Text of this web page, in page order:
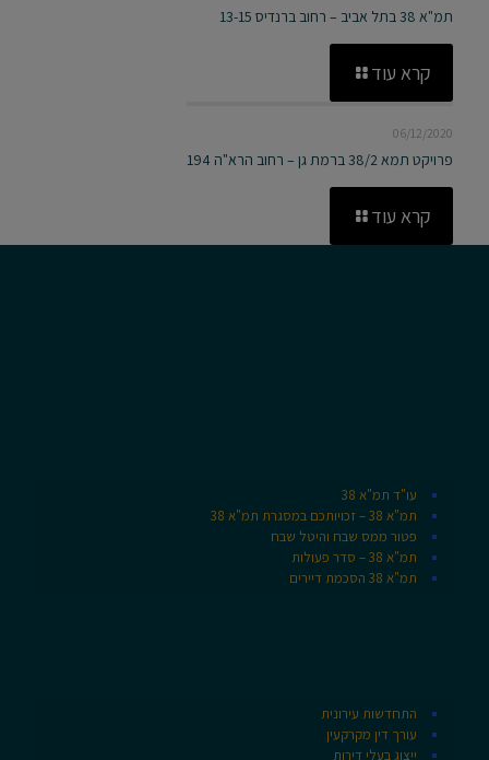
תמ"א 38 בתל אביב – רחוב ברנדיס 13-15
קרא עוד
06/12/2020
פרויקט תמא 38/2 ברמת גן – רחוב הרא"ה 194
קרא עוד
עו"ד תמ"א 38
תמ"א 38 – זכויותכם במסגרת תמ"א 38
פטור ממס שבח והיטל שבח
תמ"א 38 – סדר פעולות
תמ"א 38 הסכמת דיירים
התחדשות עירונית
עורך דין מקרקעין
ייצוג בעלי דירות